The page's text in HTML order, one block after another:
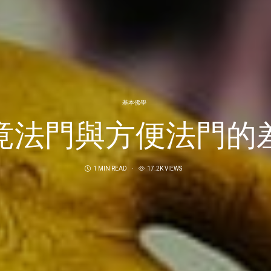
基本佛學
法門與方便法門的
1 MIN READ 17.2K VIEWS